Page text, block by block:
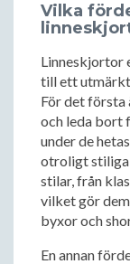
Vilka
Linneskjortor
till ett utmärkt
För det första
och leda bort
under de
otroligt stiliga
stilar, från
vilket gör
byxor och
En annan